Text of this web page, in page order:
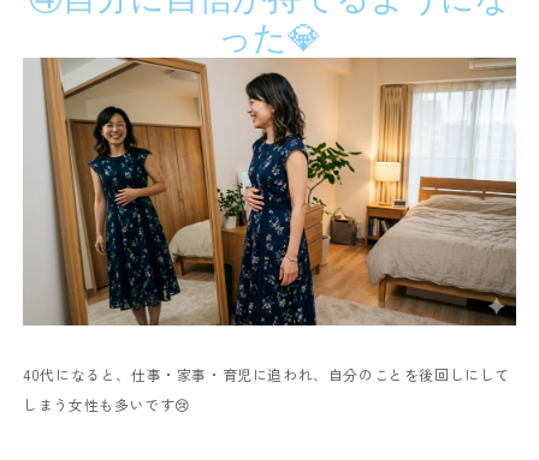
った💎
40代になると、仕事・家事・育児に追われ、自分のことを後回しにして
しまう女性も多いです😢